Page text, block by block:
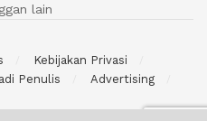
lain
Kebijakan Privasi
Penulis
Advertising